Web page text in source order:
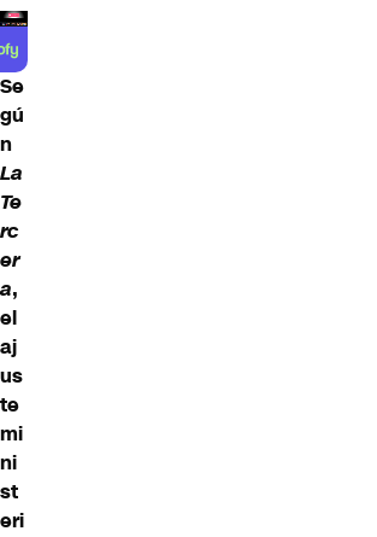
Se
gú
n
La
Te
rc
er
a,
el
aj
us
te
mi
ni
st
eri